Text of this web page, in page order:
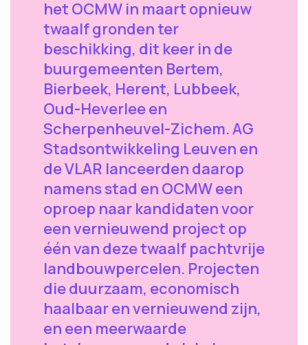
het OCMW in maart opnieuw
twaalf gronden ter
beschikking, dit keer in de
buurgemeenten Bertem,
Bierbeek, Herent, Lubbeek,
Oud-Heverlee en
Scherpenheuvel-Zichem. AG
Stadsontwikkeling Leuven en
de VLAR lanceerden daarop
namens stad en OCMW een
oproep naar kandidaten voor
een vernieuwend project op
één van deze twaalf pachtvrije
landbouwpercelen. Projecten
die duurzaam, economisch
haalbaar en vernieuwend zijn,
en een meerwaarde